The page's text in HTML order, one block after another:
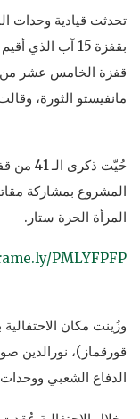
تحدثت قيادية وحدات
بقفزة 15 آب
قفزة الخامس عشر
مانفيستو الثورة،
حُيّت
المشروع بمشاركة
المرأة الحرة ستار.
PMLYFPFP
وزُينت مكان
قورقماز)، نورالدين
الدفاع الشعبي